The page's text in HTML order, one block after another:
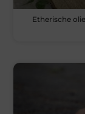
Etherische